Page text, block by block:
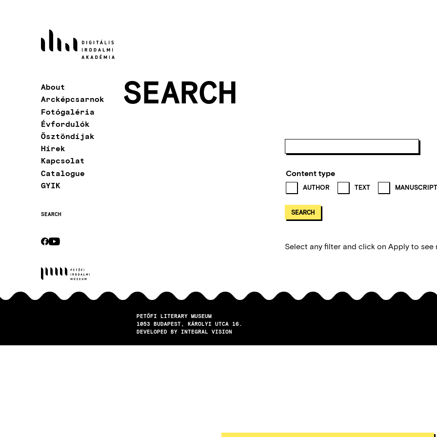
Main
navigation
About
Arcképcsarnok
Fotógaléria
Évfordulók
Ösztöndíjak
Hírek
Kapcsolat
Catalogue
GYIK
navigation
SEARCH
SEARCH
Content type
AUTHOR TEXT MANUSCRIPT
Select any filter and click on Apply to see
PETŐFI LITERARY MUSEUM
1053
BUDAPEST
KÁROLYI UTCA 16.
DEVELOPED BY INTEGRAL VISION